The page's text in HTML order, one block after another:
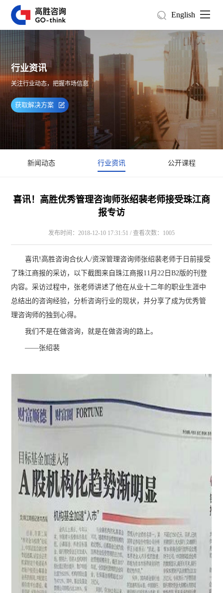
English
行业资讯
关注行业动态，把握市场信息
获取解决方案
新闻动态 行业资讯 公开课程
喜讯！高胜优秀管理咨询师张绍裴老师接受珠江商
报专访
发布时间：2018-12-10 17:31:51 / 查看次数：1005
喜讯!高胜咨询合伙人/资深管理咨询师张绍裴老师于日前接受
了珠江商报的采访，以下截图来自珠江商报11月22日B2版的刊登
内容。采访过程中，张老师讲述了他在从业十二年的职业生涯中
总结出的咨询经验，分析咨询行业的现状，并分享了成为优秀管
理咨询师的独到心得。
我们不是在做咨询，就是在做咨询的路上。
——张绍裴